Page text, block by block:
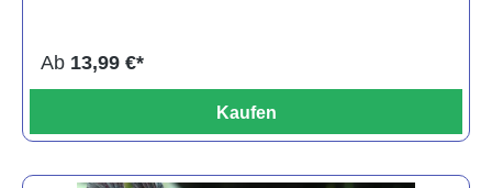
Ab 13,99 €*
Kaufen